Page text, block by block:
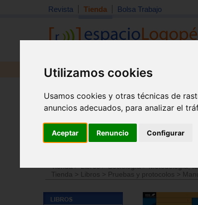
Utilizamos cookies
Usamos cookies y otras técnicas de
anuncios adecuados, para analizar el
Aceptar Renuncio Configurar
Revista Tienda Bolsa Trabajo
Revista Libros Material
Tienda>Libros>Sociología>Metodología,
Tienda
> Libros > Pruebas y protocolos >